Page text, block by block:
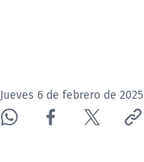
Jueves 6 de febrero de 2025